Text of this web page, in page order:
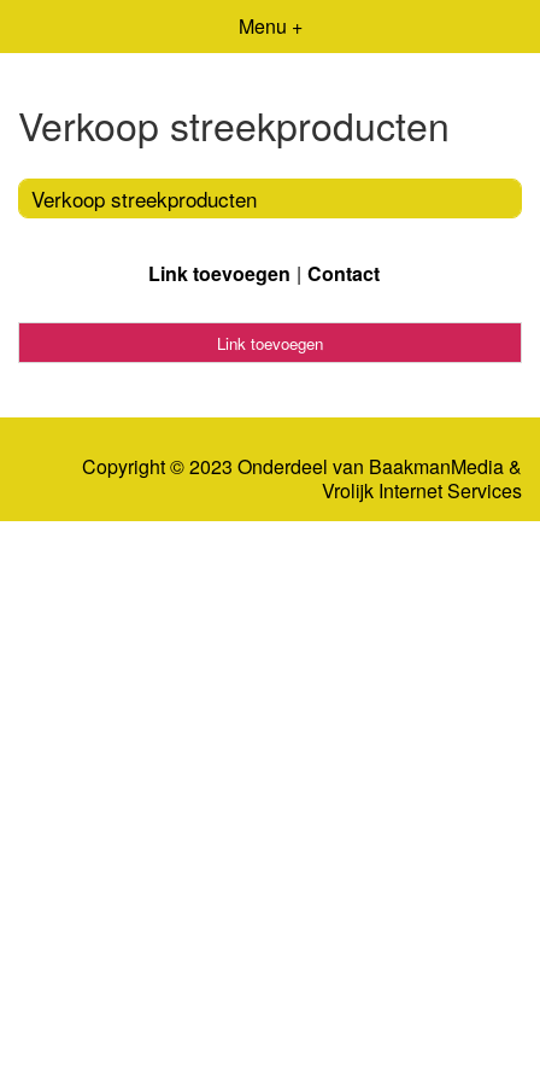
Menu +
Verkoop streekproducten
Verkoop streekproducten
Link toevoegen Contact
Link toevoegen
Copyright © 2023 Onderdeel van BaakmanMedia&
Vrolijk Internet Services